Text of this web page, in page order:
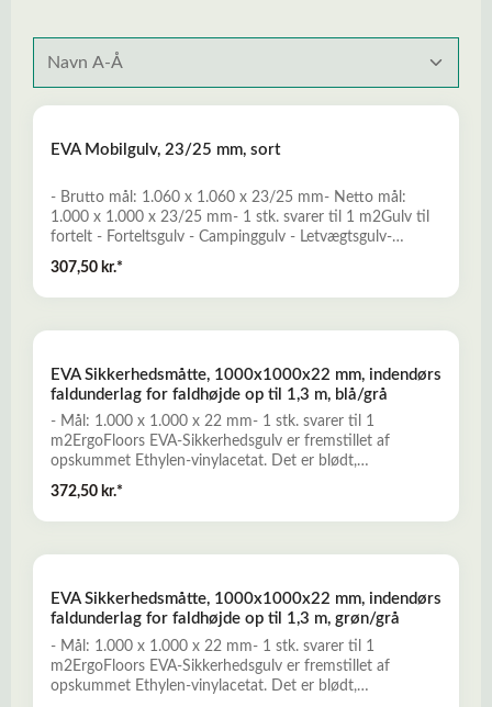
EVA Mobilgulv, 23/25 mm, sort
- Brutto mål: 1.060 x 1.060 x 23/25 mm- Netto mål:
1.000 x 1.000 x 23/25 mm- 1 stk. svarer til 1 m2Gulv til
fortelt - Forteltsgulv - Campinggulv - Letvægtsgulv-
men samtidig stødabsorberende, bøjelig og komfortabel-
Ideelt til anvendelse som campinggulv i fortelte og telte
dermed til udjævning - Stramme puzzlesamlinger sikrer, at
montage uden anvendelse af specialværktøjLæs mere her
om EVA Mobilgulv
307,50 kr.*
EVA Sikkerhedsmåtte, 1000x1000x22 mm, indendørs
faldunderlag for faldhøjde op til 1,3 m, blå/grå
- Mål: 1.000 x 1.000 x 22 mm- 1 stk. svarer til 1
m2ErgoFloors EVA-Sikkerhedsgulv er fremstillet af
opskummet Ethylen-vinylacetat. Det er blødt,
stødabsorberende, komfortabelt, og ideelt til anvendelse
til indendørs legeområder og tumlerum, til kampsport,
fitness og træning med frivægte, mm. - Stramme
372,50 kr.*
EVA Sikkerhedsmåtte, 1000x1000x22 mm, indendørs
faldunderlag for faldhøjde op til 1,3 m, grøn/grå
- Mål: 1.000 x 1.000 x 22 mm- 1 stk. svarer til 1
m2ErgoFloors EVA-Sikkerhedsgulv er fremstillet af
opskummet Ethylen-vinylacetat. Det er blødt,